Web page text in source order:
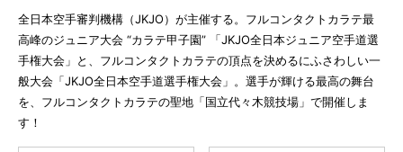
全日本空手審判機構（JKJO）が主催する。フルコンタクトカラテ最
高峰のジュニア大会 “カラテ甲子園” 「JKJO全日本ジュニア空手道選
手権大会」と、フルコンタクトカラテの頂点を決めるにふさわしい一
般大会「JKJO全日本空手道選手権大会」。選手が輝ける最高の舞台
を、フルコンタクトカラテの聖地「国立代々木競技場」で開催しま
す！